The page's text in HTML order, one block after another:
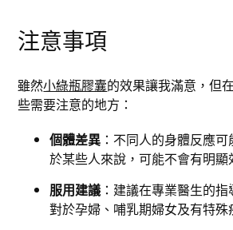
注意事項
雖然小綠瓶膠囊的效果讓我滿意，但
些需要注意的地方：
個體差異 ：不同人的身體反應
於某些人來說，可能不會有明顯
服用建議 ：建議在專業醫生的
對於孕婦、哺乳期婦女及有特殊